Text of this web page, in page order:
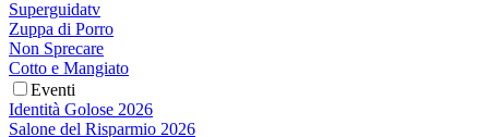
Superguidatv
Zuppa di Porro
Non Sprecare
Cotto e Mangiato
Eventi
Identità Golose 2026
Salone del Risparmio 2026